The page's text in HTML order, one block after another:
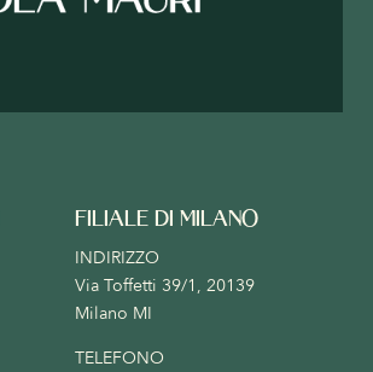
FILIALE DI MILANO
INDIRIZZO
Via Toffetti 39/1, 20139
Milano MI
TELEFONO